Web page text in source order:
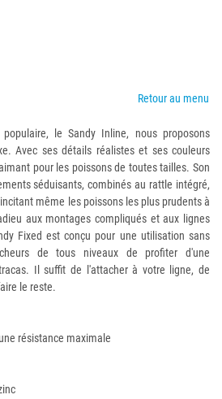
Retour au menu
le Sandy Inline, nous proposons
Avec ses détails réalistes et ses couleurs
pour les poissons de toutes tailles. Son
séduisants, combinés au rattle intégré,
même les poissons les plus prudents à
aux montages compliqués et aux lignes
Fixed est conçu pour une utilisation sans
de tous niveaux de profiter d'une
Il suffit de l'attacher à votre ligne, de
le reste.
résistance maximale